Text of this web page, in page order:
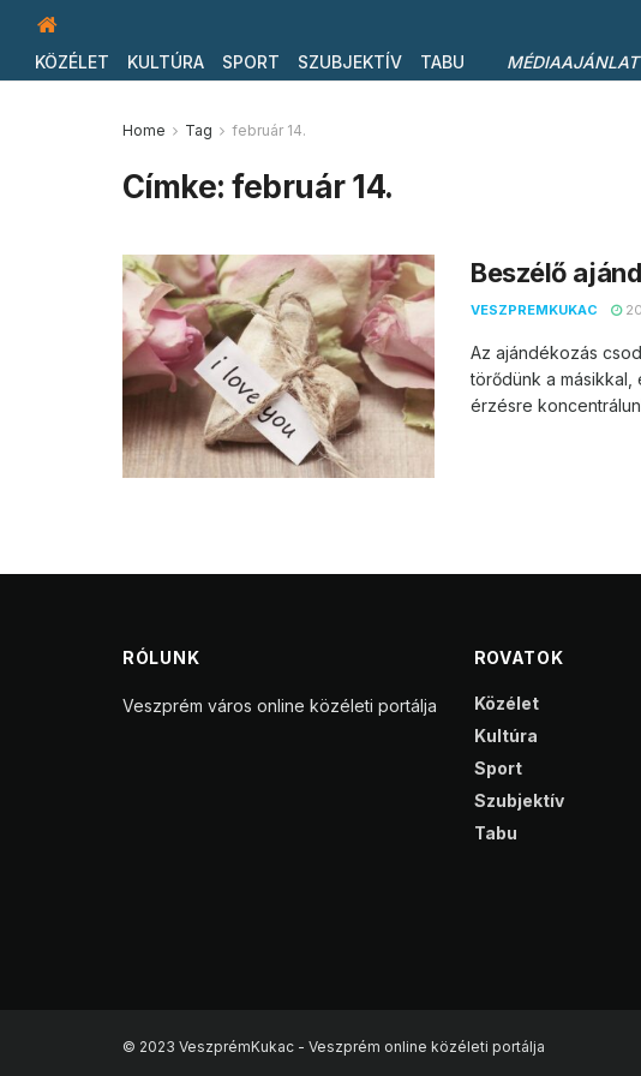
KÖZÉLET KULTÚRA SPORT SZUBJEKTÍV TABU MÉDIAAJÁNLAT
Home Tag február 14.
Címke:február 14.
Beszélő
VESZPREMKUKAC
Az ajándékozás
törődünk a
érzésre
RÓLUNK
Veszprém város online közéleti portálja
ROVATOK
Közélet
Kultúra
Sport
Szubjektív
Tabu
© 2023 VeszprémKukac - Veszprém online közéleti portálja